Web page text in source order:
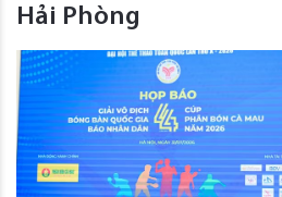
Hải Phòng